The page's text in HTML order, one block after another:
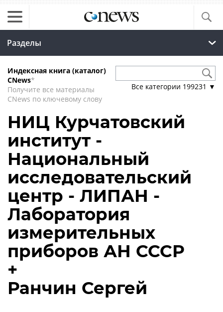
Разделы
Индексная книга (каталог)
CNews*
Получите все материалы
CNews по ключевому слову
Все категории 199231 ▼
НИЦ Курчатовский
институт -
Национальный
исследовательский
центр - ЛИПАН -
Лаборатория
измерительных
приборов АН СССР
+
Ранчин Сергей